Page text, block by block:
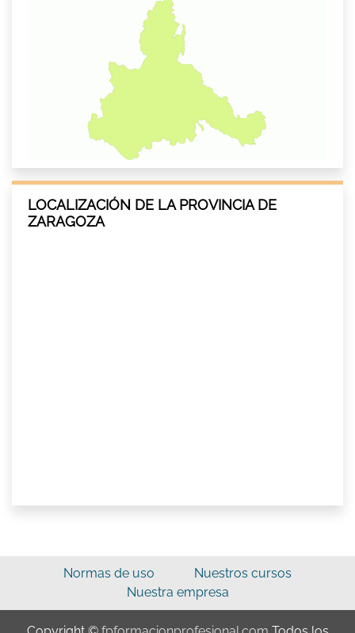
LOCALIZACIÓN DE LA PROVINCIA DE
ZARAGOZA
Normas de uso
Nuestros cursos
Nuestra empresa